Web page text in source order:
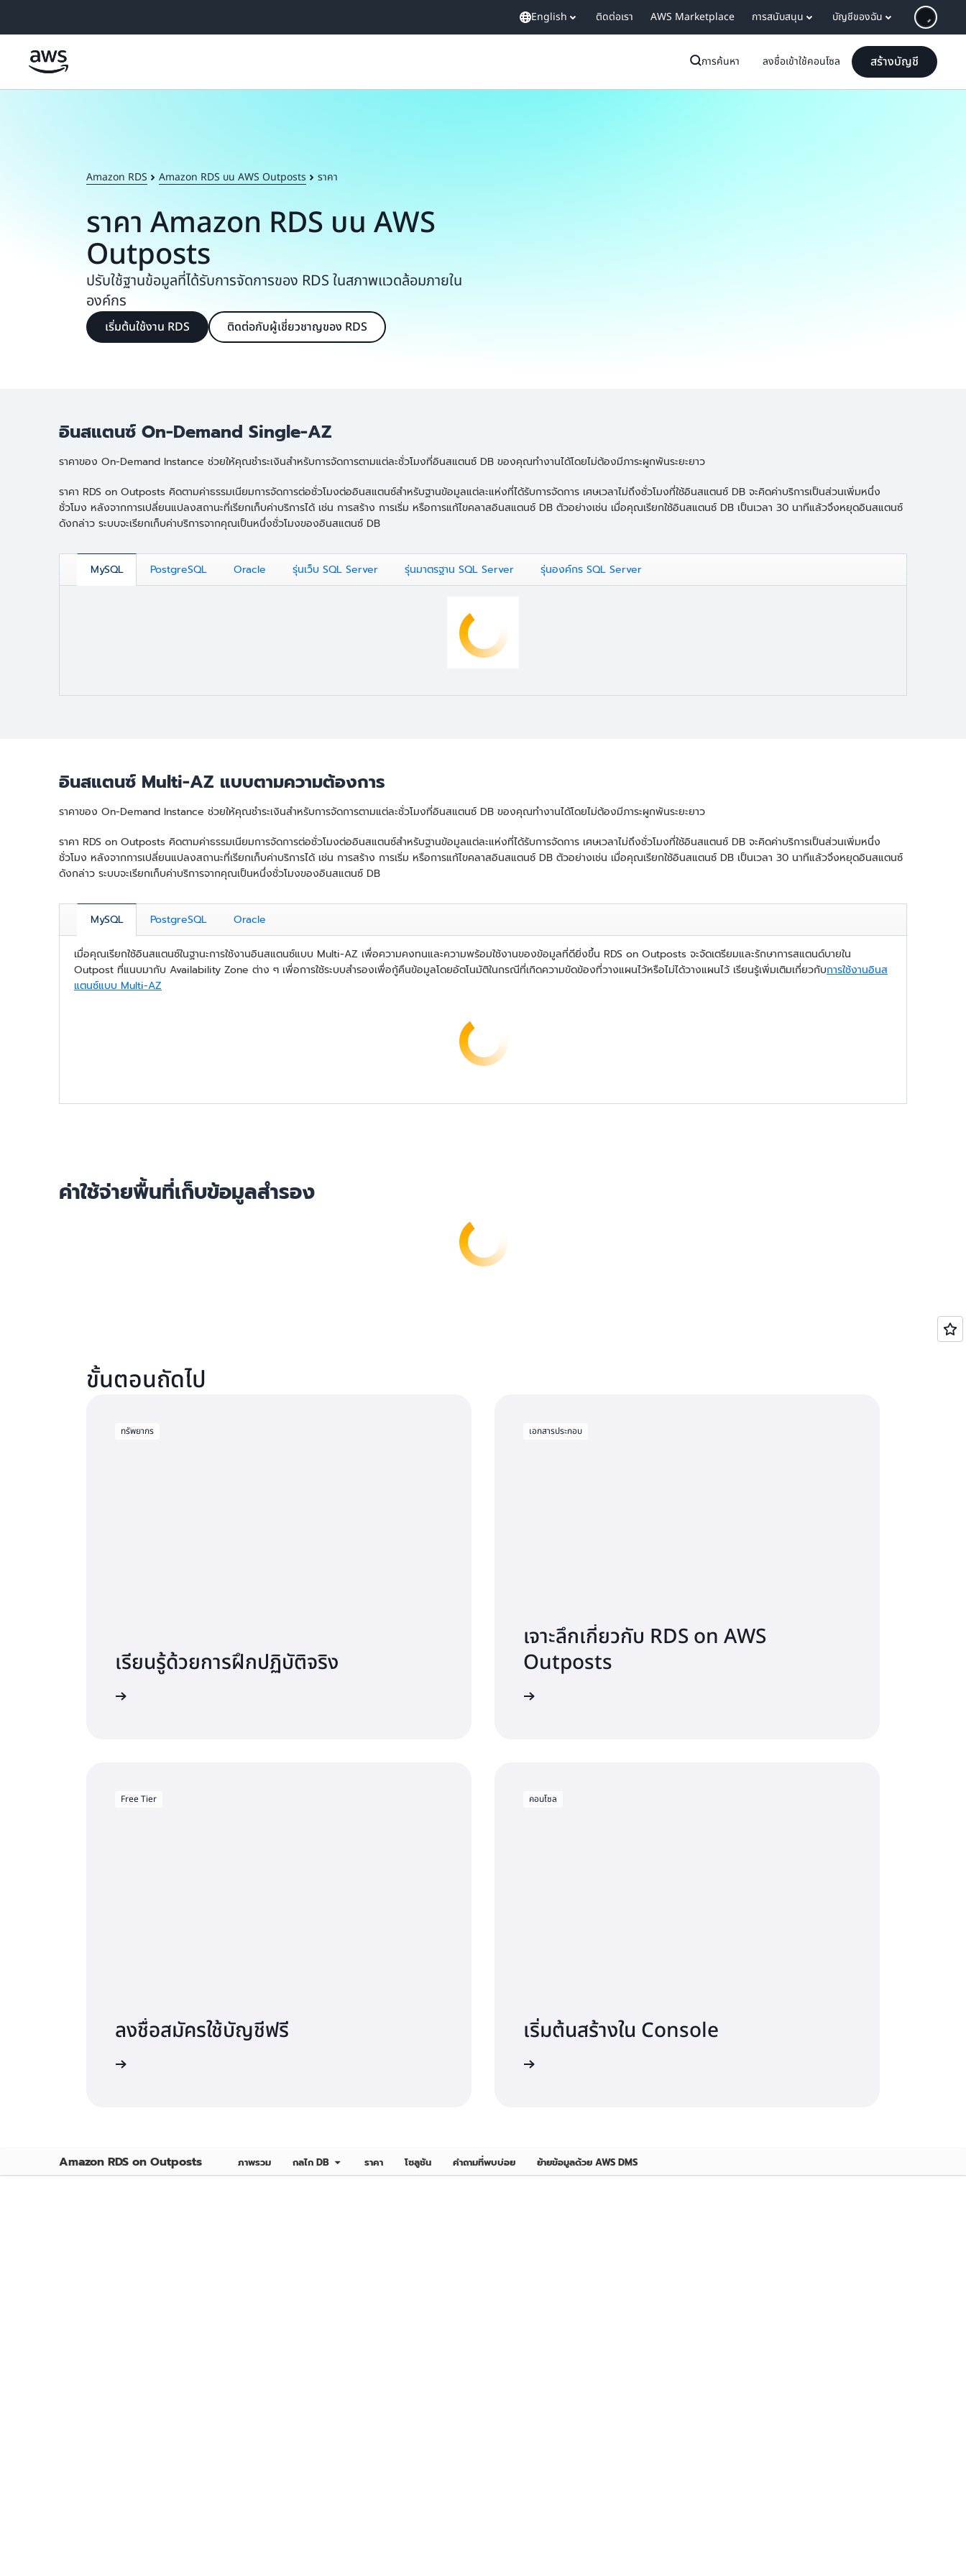
English ติดต่อเรา AWS Marketplace การสนับสนุน บัญชีของฉัน
การค้นหา ลงชื่อเข้าใช้คอนโซล สร้างบัญชี
Amazon RDS Amazon RDS บน AWS Outposts ราคา
ราคา Amazon RDS บน AWS
Outposts
ปรับใช้ฐานข้อมูลที่ได้รับการจัดการของ RDS ในสภาพแวดล้อมภายใน
องค์กร
เริ่มต้นใช้งาน RDS ติดต่อกับผู้เชี่ยวชาญของ RDS
อินสแตนซ์ On-Demand Single-AZ
ราคาของ On-Demand Instance ช่วยให้คุณชำระเงินสำหรับการจัดการตามแต่ละชั่วโมงที่อินสแตนซ์ DB ของคุณทำงานได้โดยไม่ต้องมีภาระผูกพันระยะยาว
ราคา RDS on Outposts คิดตามค่าธรรมเนียมการจัดการต่อชั่วโมงต่ออินสแตนซ์สำหรับฐานข้อมูลแต่ละแห่งที่ได้รับการจัดการ เศษเวลาไม่ถึงชั่วโมงที่ใช้อินสแตนซ์ DB จะคิดค่าบริการเป็นส่วนเพิ่มหนึ่ง
ชั่วโมง หลังจากการเปลี่ยนแปลงสถานะที่เรียกเก็บค่าบริการได้ เช่น การสร้าง การเริ่ม หรือการแก้ไขคลาสอินสแตนซ์ DB ตัวอย่างเช่น เมื่อคุณเรียกใช้อินสแตนซ์ DB เป็นเวลา 30 นาทีแล้วจึงหยุดอินสแตนซ์
ดังกล่าว ระบบจะเรียกเก็บค่าบริการจากคุณเป็นหนึ่งชั่วโมงของอินสแตนซ์ DB
MySQL PostgreSQL Oracle รุ่นเว็บ SQL Server รุ่นมาตรฐาน SQL Server รุ่นองค์กร SQL Server
อินสแตนซ์ Multi-AZ แบบตามความต้องการ
ราคาของ On-Demand Instance ช่วยให้คุณชำระเงินสำหรับการจัดการตามแต่ละชั่วโมงที่อินสแตนซ์ DB ของคุณทำงานได้โดยไม่ต้องมีภาระผูกพันระยะยาว
ราคา RDS on Outposts คิดตามค่าธรรมเนียมการจัดการต่อชั่วโมงต่ออินสแตนซ์สำหรับฐานข้อมูลแต่ละแห่งที่ได้รับการจัดการ เศษเวลาไม่ถึงชั่วโมงที่ใช้อินสแตนซ์ DB จะคิดค่าบริการเป็นส่วนเพิ่มหนึ่ง
ชั่วโมง หลังจากการเปลี่ยนแปลงสถานะที่เรียกเก็บค่าบริการได้ เช่น การสร้าง การเริ่ม หรือการแก้ไขคลาสอินสแตนซ์ DB ตัวอย่างเช่น เมื่อคุณเรียกใช้อินสแตนซ์ DB เป็นเวลา 30 นาทีแล้วจึงหยุดอินสแตนซ์
ดังกล่าว ระบบจะเรียกเก็บค่าบริการจากคุณเป็นหนึ่งชั่วโมงของอินสแตนซ์ DB
MySQL PostgreSQL Oracle
เมื่อคุณเรียกใช้อินสแตนซ์ในฐานะการใช้งานอินสแตนซ์แบบ Multi-AZ เพื่อความคงทนและความพร้อมใช้งานของข้อมูลที่ดียิ่งขึ้น RDS on Outposts จะจัดเตรียมและรักษาการสแตนด์บายใน
Outpost ที่แนบมากับ Availability Zone ต่าง ๆ เพื่อการใช้ระบบสำรองเพื่อกู้คืนข้อมูลโดยอัตโนมัติในกรณีที่เกิดความขัดข้องที่วางแผนไว้หรือไม่ได้วางแผนไว้ เรียนรู้เพิ่มเติมเกี่ยวกับการใช้งานอินส
แตนซ์แบบ Multi-AZ
ค่าใช้จ่ายพื้นที่เก็บข้อมูลสำรอง
ขั้นตอนถัดไป
ทรัพยากร
เรียนรู้ด้วยการฝึกปฏิบัติจริง
เอกสารประกอบ
เจาะลึกเกี่ยวกับ RDS on AWS
Outposts
Free Tier
ลงชื่อสมัครใช้บัญชีฟรี
คอนโซล
เริ่มต้นสร้างใน Console
Amazon RDS on Outposts ภาพรวม กลไก DB ราคา โซลูชัน คำถามที่พบบ่อย ย้ายข้อมูลด้วย AWS DMS